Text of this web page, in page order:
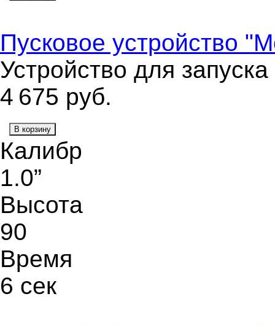
Пусковое устройство
Устройство для
4 675 руб.
В корзину
Калибр
1.0”
Высота
90
Время
6 сек